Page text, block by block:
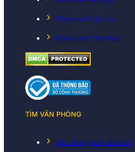
Chính sách dịch vụ
Chính sách cho thuê
TÌM VĂN PHÒNG
Văn phòng quận Ba Đình